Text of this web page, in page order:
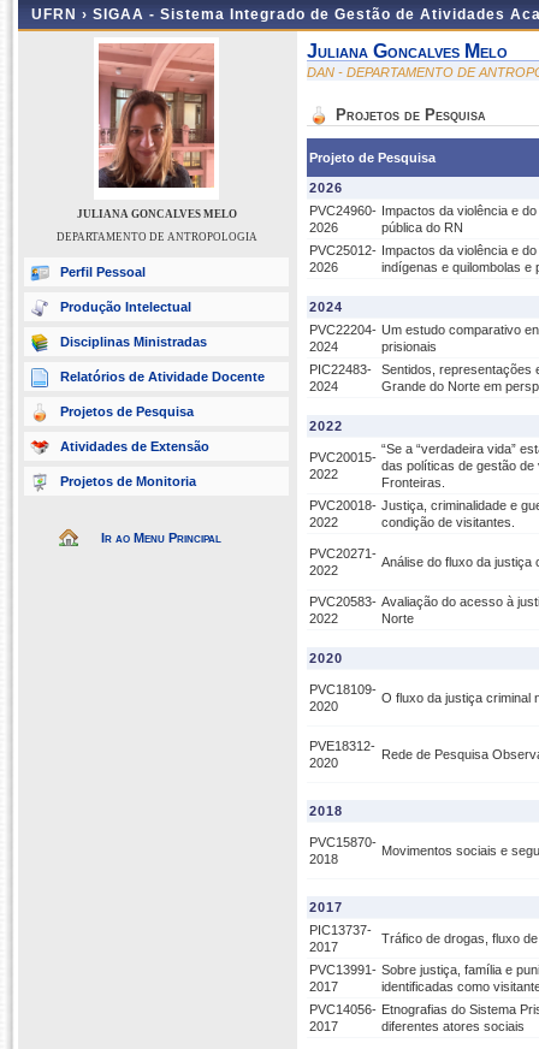
UFRN › SIGAA - Sistema Integrado de Gestão de Atividades
JULIANA GONCALVES MELO
DEPARTAMENTO DE ANTROPOLOGIA
Perfil Pessoal
Produção Intelectual
Disciplinas Ministradas
Relatórios de Atividade Docente
Projetos de Pesquisa
Atividades de Extensão
Projetos de Monitoria
Ir ao Menu Principal
Juliana Goncalves Melo
DAN - DEPARTAMENTO DE
Projetos de Pesquisa
Projeto de Pesquisa
2026
PVC24960-
2026
Impactos da violência e
pública do RN
PVC25012-
2026
Impactos da violência e
indígenas e quilombolas e
2024
PVC22204-
2024
Um estudo comparativo
prisionais
PIC22483-
2024
Sentidos, representações
Grande do Norte em
2022
PVC20015-
2022
“Se a “verdadeira vida”
das políticas de gestão de
Fronteiras.
PVC20018-
2022
Justiça, criminalidade e
condição de visitantes.
PVC20271-
2022
Análise do fluxo da justiça
PVC20583-
2022
Avaliação do acesso à
Norte
2020
PVC18109-
2020
O fluxo da justiça criminal
PVE18312-
2020
Rede de Pesquisa
2018
PVC15870-
2018
Movimentos sociais e
2017
PIC13737-
2017
Tráfico de drogas, fluxo
PVC13991-
2017
Sobre justiça, família e
identificadas como
PVC14056-
2017
Etnografias do Sistema
diferentes atores sociais